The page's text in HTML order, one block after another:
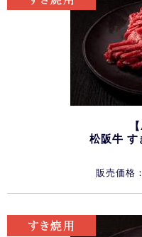
松阪牛 す
販売価格